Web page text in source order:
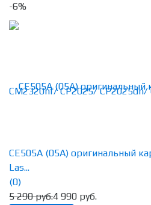
-6%
CE505A (05A) оригинальный
Las...
(0)
5 290 руб.4 990 руб.